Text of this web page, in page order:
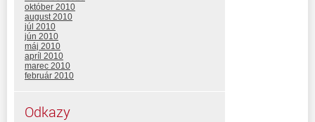
október 2010
august 2010
júl 2010
jún 2010
máj 2010
apríl 2010
marec 2010
február 2010
Odkazy